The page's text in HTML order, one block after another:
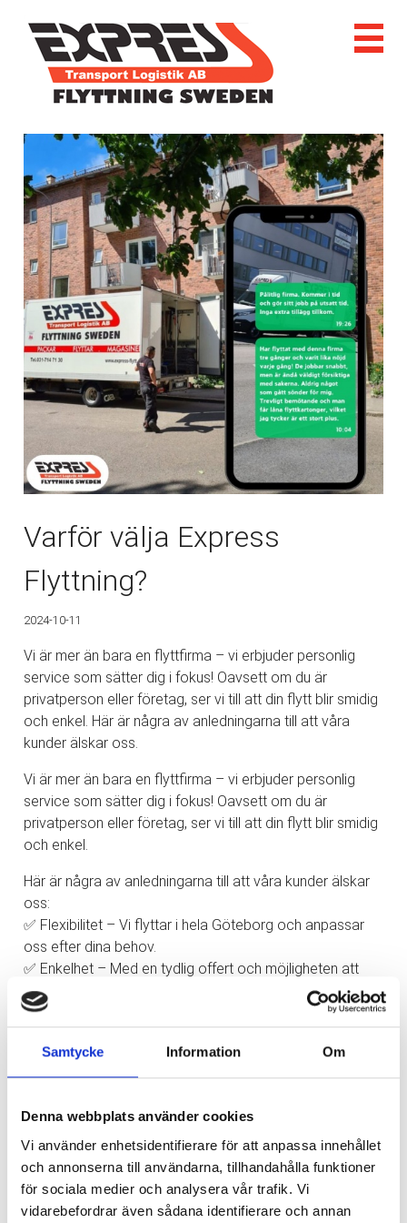
Samtycke Information Om
Denna webbplats använder cookies
Vi använder enhetsidentifierare för att anpassa innehållet
och annonserna till användarna, tillhandahålla funktioner
för sociala medier och analysera vår trafik. Vi
vidarebefordrar även sådana identifierare och annan
Varför välja Express
Flyttning?
2024-10-11
Vi är mer än bara en flyttfirma – vi erbjuder personlig
service som sätter dig i fokus! Oavsett om du är
privatperson eller företag, ser vi till att din flytt blir smidig
och enkel. Här är några av anledningarna till att våra
kunder älskar oss.
Vi är mer än bara en flyttfirma – vi erbjuder personlig
service som sätter dig i fokus! Oavsett om du är
privatperson eller företag, ser vi till att din flytt blir smidig
och enkel.
Här är några av anledningarna till att våra kunder älskar
oss:
✅ Flexibilitet – Vi flyttar i hela Göteborg och anpassar
oss efter dina behov.
✅ Enkelhet – Med en tydlig offert och möjligheten att
betala med kort gör vi din flytt så enkel som möjligt.
✅ Tillgänglighet – Vi finns här för dig, alla dagar i veckan!
ansvarsförsäkring och trafiktillstånd.
skillnaden med oss!
Kontakta oss idag!
✉️ info@express-flytt.com
☎️ 031-714 71 30